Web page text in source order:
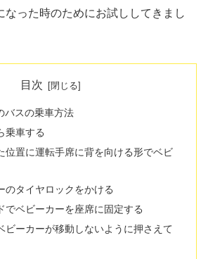
なった時のためにお試ししてきまし
目次
バスの乗車方法
乗車する
位置に運転手席に背を向ける形でベビ
のタイヤロックをかける
でベビーカーを座席に固定する
ビーカーが移動しないように押さえて